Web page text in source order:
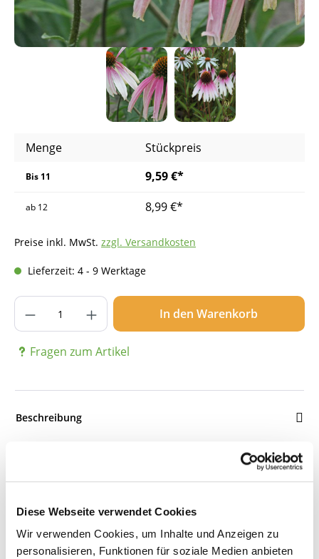
Diese Webseite verwendet Cookies
Wir verwenden Cookies, um Inhalte und Anzeigen zu
personalisieren, Funktionen für soziale Medien anbieten
Menge Stückpreis
Bis 11 9,59 €*
ab 12 8,99 €*
Preise inkl. MwSt. zzgl. Versandkosten
Lieferzeit: 4 - 9 Werktage
Produkt Anzahl: Gib den gewünschten
In den Warenkorb
Fragen zum Artikel
Beschreibung
Bewertungen